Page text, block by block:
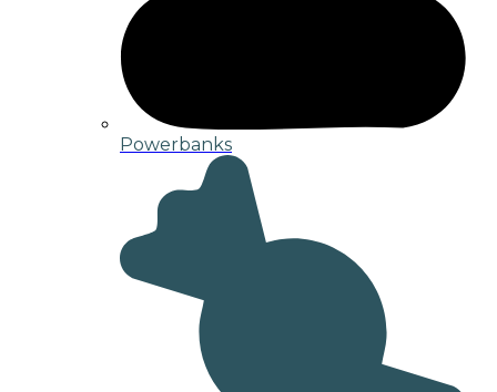
Powerbanks